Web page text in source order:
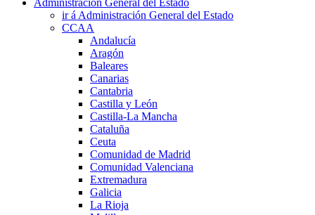
ir á Administración General del Estado
CCAA
Andalucía
Aragón
Baleares
Canarias
Cantabria
Castilla y León
Castilla-La Mancha
Cataluña
Ceuta
Comunidad de Madrid
Comunidad Valenciana
Extremadura
Galicia
La Rioja